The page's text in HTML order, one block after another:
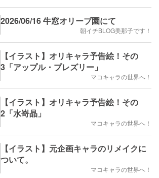
2026/06/16 牛窓オリーブ園にて
朝イチBLOG美那子です！
【イラスト】オリキャラ予告絵！その
3「アップル・プレズリー」
マコキャラの世界へ！
【イラスト】オリキャラ予告絵！その
2「水嵜晶」
マコキャラの世界へ！
【イラスト】元企画キャラのリメイクに
ついて。
マコキャラの世界へ！